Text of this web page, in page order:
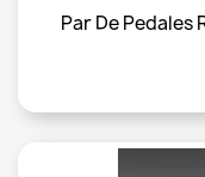
Par De Pedales